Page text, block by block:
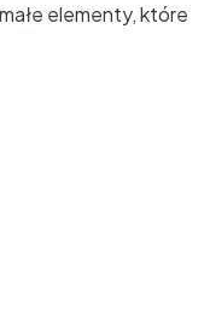
elementy, które